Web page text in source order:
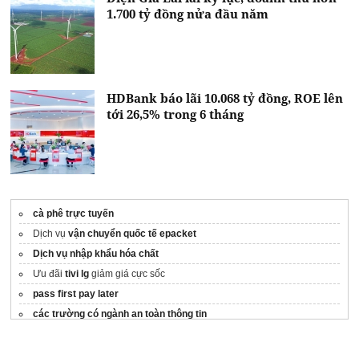
1.700 tỷ đồng nửa đầu năm
HDBank báo lãi 10.068 tỷ đồng, ROE lên
tới 26,5% trong 6 tháng
cà phê trực tuyến
Dịch vụvận chuyển quốc tế epacket
Dịch vụ nhập khẩu hóa chất
Ưu đãitivi lg giảm giá cực sốc
pass first pay later
các trường có ngành an toàn thông tin